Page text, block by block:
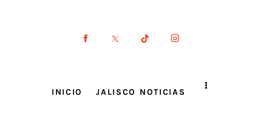
INICIO JALISCO NOTICIAS